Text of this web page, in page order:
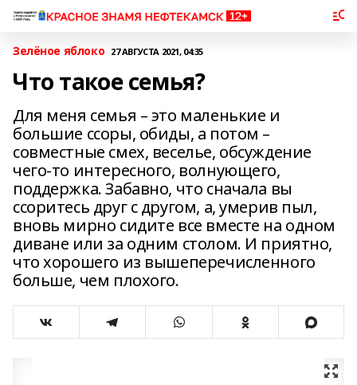
Зелёное яблоко 27 АВГУСТА 2021, 04:35
Что такое семья?
Для меня семья – это маленькие и
большие ссоры, обиды, а потом –
совместные смех, веселье, обсуждение
чего-то интересного, волнующего,
поддержка. Забавно, что сначала вы
ссоритесь друг с другом, а, умерив пыл,
вновь мирно сидите все вместе на одном
диване или за одним столом. И приятно,
что хорошего из вышеперечисленного
больше, чем плохого.